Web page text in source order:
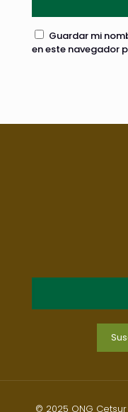
Guardar mi
en este navegador
© 2025 ONG